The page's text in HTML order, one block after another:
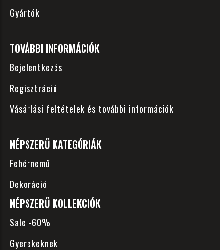
Gyártók
TOVÁBBI INFORMÁCIÓK
Bejelentkezés
Regisztráció
Vásárlási feltételek és további információk
NÉPSZERŰ KATEGÓRIÁK
Fehérnemű
Dekoráció
NÉPSZERŰ KOLLEKCIÓK
Sale -60%
Gyerekeknek